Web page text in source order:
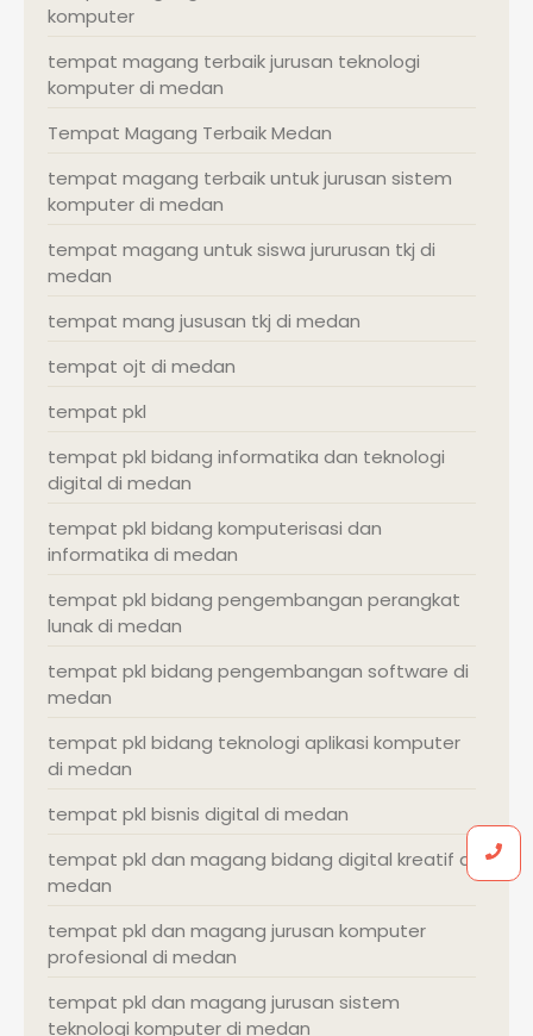
komputer
tempat magang terbaik jurusan teknologi
komputer di medan
Tempat Magang Terbaik Medan
tempat magang terbaik untuk jurusan sistem
komputer di medan
tempat magang untuk siswa jururusan tkj di
medan
tempat mang jususan tkj di medan
tempat ojt di medan
tempat pkl
tempat pkl bidang informatika dan teknologi
digital di medan
tempat pkl bidang komputerisasi dan
informatika di medan
tempat pkl bidang pengembangan perangkat
lunak di medan
tempat pkl bidang pengembangan software di
medan
tempat pkl bidang teknologi aplikasi komputer
di medan
tempat pkl bisnis digital di medan
tempat pkl dan magang bidang digital kreatif di
medan
tempat pkl dan magang jurusan komputer
profesional di medan
tempat pkl dan magang jurusan sistem
teknologi komputer di medan